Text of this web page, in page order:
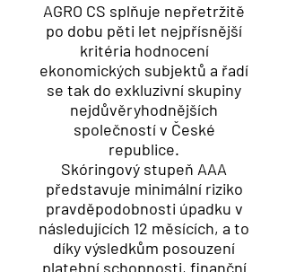
AGRO CS splňuje nepřetržitě
po dobu pěti let nejpřísnější
kritéria hodnocení
ekonomických subjektů a řadí
se tak do exkluzivní skupiny
nejdůvěryhodnějších
společností v České
republice.
Skóringový stupeň AAA
představuje minimální riziko
pravděpodobnosti úpadku v
následujících 12 měsících, a to
díky výsledkům posouzení
platební schopnosti, finanční